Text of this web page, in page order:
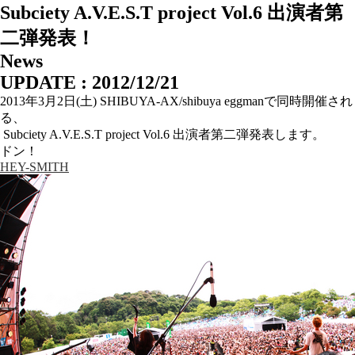
Subciety A.V.E.S.T project Vol.6 出演者第
二弾発表！
News
UPDATE : 2012/12/21
2013年3月2日(土) SHIBUYA-AX/shibuya eggmanで同時開催され
る、
Subciety A.V.E.S.T project Vol.6 出演者第二弾発表します。
ドン！
HEY-SMITH